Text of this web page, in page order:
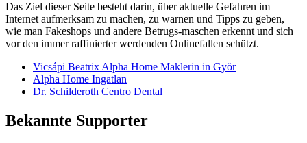
Das Ziel dieser Seite besteht darin, über aktuelle Gefahren im
Internet aufmerksam zu machen, zu warnen und Tipps zu geben,
wie man Fakeshops und andere Betrugs-maschen erkennt und sich
vor den immer raffinierter werdenden Onlinefallen schützt.
Vicsápi Beatrix Alpha Home Maklerin in Györ
Alpha Home Ingatlan
Dr. Schilderoth Centro Dental
Bekannte Supporter